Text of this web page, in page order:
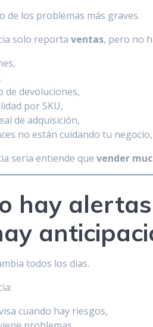
de los problemas más graves.
solo reportaventas, pero no
de devoluciones,
por SKU,
de adquisición,
no están cuidando tu
seria entiende quevender
hay
todos los días.
cuando hay riesgos,